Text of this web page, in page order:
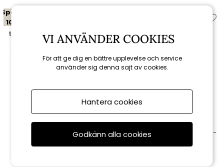
Spara
10%
till 16/8
Brafab
Lilja loungefåtölj -
till 16/8
Brafab
Lilja soffbord Ø 100 H42 cm -
VI ANVÄNDER COOKIES
För att ge dig en bättre upplevelse och service
använder sig denna sajt av cookies.
Hantera cookies
Godkänn alla cookies